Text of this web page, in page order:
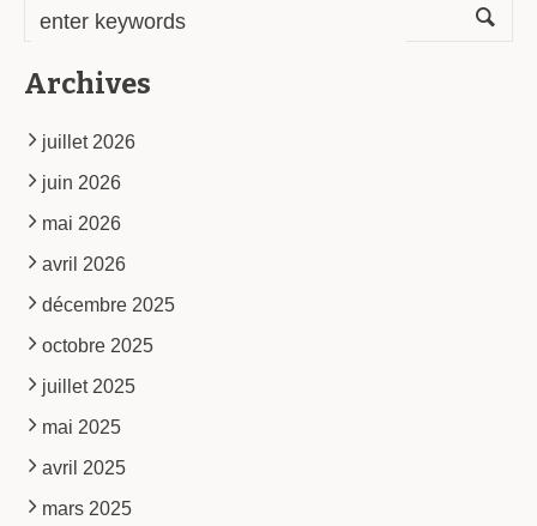
Archives
juillet 2026
juin 2026
mai 2026
avril 2026
décembre 2025
octobre 2025
juillet 2025
mai 2025
avril 2025
mars 2025